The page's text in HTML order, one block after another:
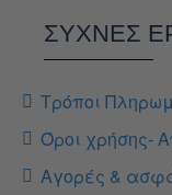
ΣΥΧΝΕΣ
Τρόποι
Όροι χρήσης-
Αγορές &